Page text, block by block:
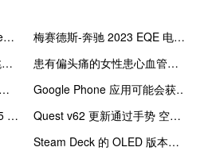
基于 Android 14 的 LineageOS 21 首次亮相 带来更新的应用程序和其他改进
梅赛德斯-奔驰 2023 EQE 电动轿车起价为 7.5 万美元
被跳蚤咬了图片 疙瘩（被跳蚤咬了图片）
患有偏头痛的女性患心血管疾病和死亡的风险更高
新工具有助于预测阿尔茨海默病的进展
Google Phone 应用可能会获得类似 FaceTime 的功能
三星为 Galaxy Watch 4 和 5 推出新的坚固表带
Quest v62 更新通过手势 空间视频吸引 Vision Pro 的潜在买家
Steam Deck 的 OLED 版本在 HDR 模式下以最大亮度使用 750 小时后出现明显的烧屏现象